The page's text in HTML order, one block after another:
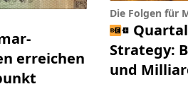
erreichen
Die Folgen für
Strategy:
und